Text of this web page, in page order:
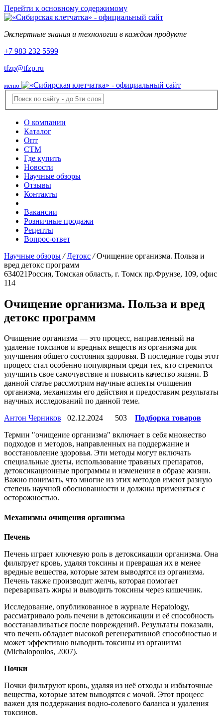
Перейти к основному содержимому
Экспертные знания и технологии в каждом продукте
+7 983 232 5599
tfzp@tfzp.ru
меню
О компании
Каталог
Опт
СТМ
Где купить
Новости
Научные обзоры
Отзывы
Контакты
Вакансии
Розничные продажи
Рецепты
Вопрос-ответ
Научные обзоры / Детокс / Очищение организма. Польза и
вред детокс программ
634021Россия, Томская область, г. Томск пр.Фрунзе, 109, офис
114
Очищение организма. Польза и вред
детокс программ
Очищение организма — это процесс, направленный на
удаление токсинов и вредных веществ из организма для
улучшения общего состояния здоровья. В последние годы этот
процесс стал особенно популярным среди тех, кто стремится
улучшить свое самочувствие и повысить качество жизни. В
данной статье рассмотрим научные аспекты очищения
организма, механизмы его действия и предоставим результаты
научных исследований по данной теме.
Антон Черников
02.12.2024 503
Подборка товаров
Термин "очищение организма" включает в себя множество
подходов и методов, направленных на поддержание и
восстановление здоровья. Эти методы могут включать
специальные диеты, использование травяных препаратов,
детоксикационные программы и изменения в образе жизни.
Важно понимать, что многие из этих методов имеют разную
степень научной обоснованности и должны применяться с
осторожностью.
Механизмы очищения организма
Печень
Печень играет ключевую роль в детоксикации организма. Она
фильтрует кровь, удаляя токсины и превращая их в менее
вредные вещества, которые затем выводятся из организма.
Печень также производит желчь, которая помогает
переваривать жиры и выводить токсины через кишечник.
Исследование, опубликованное в журнале Hepatology,
рассматривало роль печени в детоксикации и её способность
восстанавливаться после повреждений. Результаты показали,
что печень обладает высокой регенеративной способностью и
может эффективно выводить токсины из организма
(Michalopoulos, 2007).
Почки
Почки фильтруют кровь, удаляя из неё отходы и избыточные
вещества, которые затем выводятся с мочой. Этот процесс
важен для поддержания водно-солевого баланса и удаления
токсинов.